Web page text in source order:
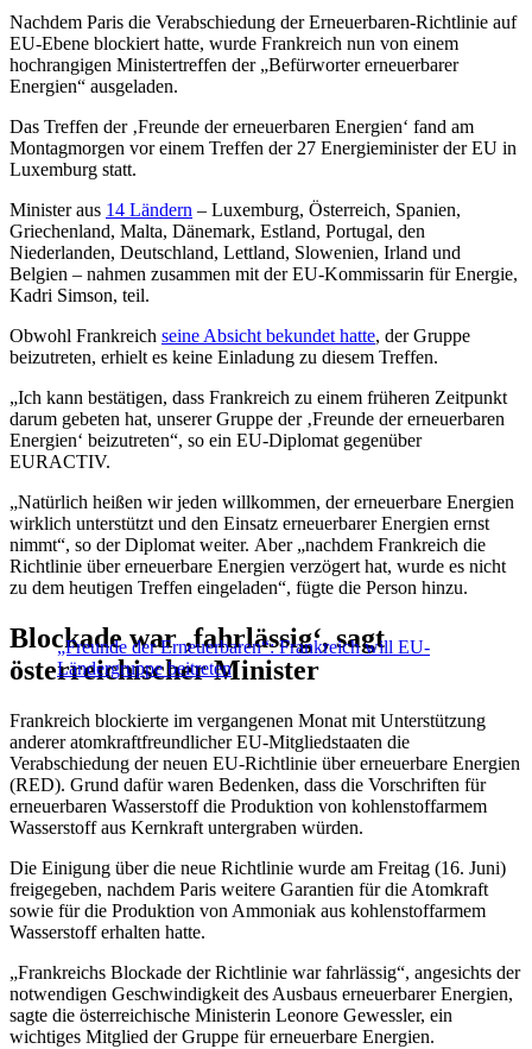
Nachdem Paris die Verabschiedung der Erneuerbaren-Richtlinie auf
EU-Ebene blockiert hatte, wurde Frankreich nun von einem
hochrangigen Ministertreffen der „Befürworter erneuerbarer
Energien“ ausgeladen.
Das Treffen der ‚Freunde der erneuerbaren Energien‘ fand am
Montagmorgen vor einem Treffen der 27 Energieminister der EU in
Luxemburg statt.
Minister aus 14 Ländern – Luxemburg, Österreich, Spanien,
Griechenland, Malta, Dänemark, Estland, Portugal, den
Niederlanden, Deutschland, Lettland, Slowenien, Irland und
Belgien – nahmen zusammen mit der EU-Kommissarin für Energie,
Kadri Simson, teil.
Obwohl Frankreich seine Absicht bekundet hatte, der Gruppe
beizutreten, erhielt es keine Einladung zu diesem Treffen.
„Ich kann bestätigen, dass Frankreich zu einem früheren Zeitpunkt
darum gebeten hat, unserer Gruppe der ‚Freunde der erneuerbaren
Energien‘ beizutreten“, so ein EU-Diplomat gegenüber
EURACTIV.
„Natürlich heißen wir jeden willkommen, der erneuerbare Energien
wirklich unterstützt und den Einsatz erneuerbarer Energien ernst
nimmt“, so der Diplomat weiter. Aber „nachdem Frankreich die
Richtlinie über erneuerbare Energien verzögert hat, wurde es nicht
zu dem heutigen Treffen eingeladen“, fügte die Person hinzu.
„Freunde der Erneuerbaren“: Frankreich will EU-
Ländergruppe beitreten
Blockade war ‚fahrlässig‘, sagt
österreichischer Minister
Frankreich blockierte im vergangenen Monat mit Unterstützung
anderer atomkraftfreundlicher EU-Mitgliedstaaten die
Verabschiedung der neuen EU-Richtlinie über erneuerbare Energien
(RED). Grund dafür waren Bedenken, dass die Vorschriften für
erneuerbaren Wasserstoff die Produktion von kohlenstoffarmem
Wasserstoff aus Kernkraft untergraben würden.
Die Einigung über die neue Richtlinie wurde am Freitag (16. Juni)
freigegeben, nachdem Paris weitere Garantien für die Atomkraft
sowie für die Produktion von Ammoniak aus kohlenstoffarmem
Wasserstoff erhalten hatte.
„Frankreichs Blockade der Richtlinie war fahrlässig“, angesichts der
notwendigen Geschwindigkeit des Ausbaus erneuerbarer Energien,
sagte die österreichische Ministerin Leonore Gewessler, ein
wichtiges Mitglied der Gruppe für erneuerbare Energien.